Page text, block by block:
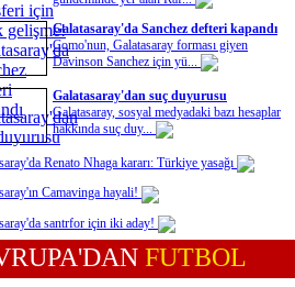
Galatasaray'da Sanchez defteri kapandı
Como'nun, Galatasaray forması giyen
Davinson Sanchez için yü...
Galatasaray'dan suç duyurusu
Galatasaray, sosyal medyadaki bazı hesaplar
hakkında suç duy...
Renato Nhaga kararı: Türkiye yasağı
Camavinga hayali!
santrfor için iki aday!
FUTBOL